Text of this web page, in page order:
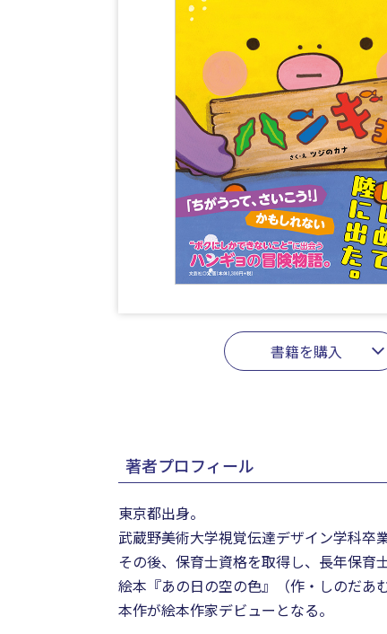
書籍を購入
著者プロフィール
東京都出身。
武蔵野美術大学視覚伝達デザイン学科卒業
その後、保育士資格を取得し、長年保育
絵本『あの日の空の色』（作・しのだあ
本作が絵本作家デビューとなる。